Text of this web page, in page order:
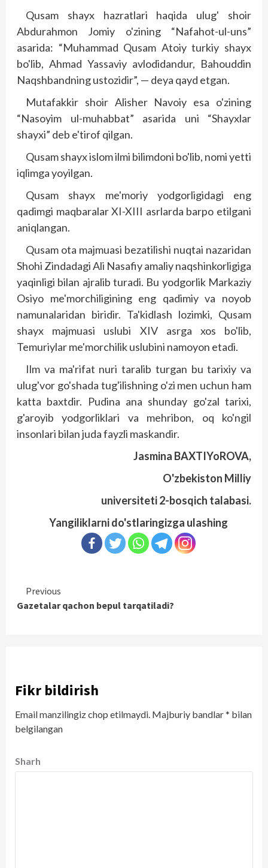
Qusam shayx hazratlari haqida ulug' shoir
Abdurahmon Jomiy o'zining “Nafahot-ul-uns”
asarida: “Muhammad Qusam Atoiy turkiy shayx
bo'lib, Ahmad Yassaviy avlodidandur, Bahouddin
Naqshbandning ustozidir”, — deya qayd etgan.
Mutafakkir shoir Alisher Navoiy esa o'zining
“Nasoyim ul-muhabbat” asarida uni “Shayxlar
shayxi” deb e'tirof qilgan.
Qusam shayx islom ilmi bilimdoni bo'lib, nomi yetti
iqlimga yoyilgan.
Qusam shayx me'moriy yodgorligidagi eng
qadimgi maqbaralar XI-XIII asrlarda barpo etilgani
aniqlangan.
Qusam ota majmuasi bezatilishi nuqtai nazaridan
Shohi Zindadagi Ali Nasafiy amaliy naqshinkorligiga
yaqinligi bilan ajralib turadi. Bu yodgorlik Markaziy
Osiyo me'morchiligining eng qadimiy va noyob
namunalaridan biridir. Ta'kidlash lozimki, Qusam
shayx majmuasi uslubi XIV asrga xos bo'lib,
Temuriylar me'morchilik uslubini namoyon etadi.
Ilm va ma'rifat nuri taralib turgan bu tarixiy va
ulug'vor go'shada tug'ilishning o'zi men uchun ham
katta baxtdir. Pudina ana shunday go'zal tarixi,
g'aroyib yodgorliklari va mehribon, oq ko'ngil
insonlari bilan juda fayzli maskandir.
Jasmina BAXTIYoROVA,
O'zbekiston Milliy
universiteti 2-bosqich talabasi.
Yangiliklarni do'stlaringizga ulashing
Continue
Reading
Previous
Gazetalar qachon bepul tarqatiladi?
Fikr bildirish
Email manzilingiz chop etilmaydi. Majburiy bandlar* bilan
belgilangan
Sharh